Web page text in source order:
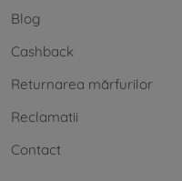
Blog
Cashback
Returnarea mărfurilor
Reclamatii
Contact